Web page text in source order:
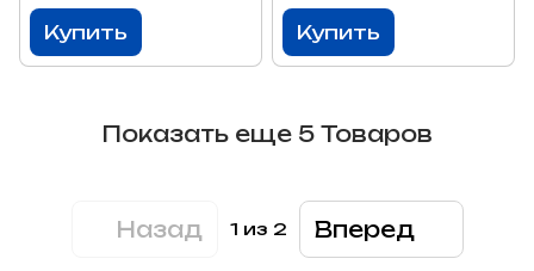
Купить Купить
Показать еще 5 Товаров
Назад 1 из 2 Вперед